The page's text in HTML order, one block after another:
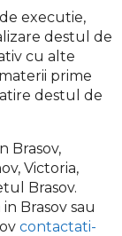
executie,
destul de
cu alte
prime
destul de
Brasov,
Victoria,
Brasov.
Brasov sau
contactati-